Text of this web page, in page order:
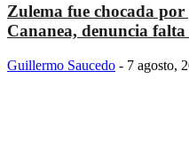
Zulema fue chocada
Cananea, denuncia falta
Guillermo Saucedo - 7 agosto,